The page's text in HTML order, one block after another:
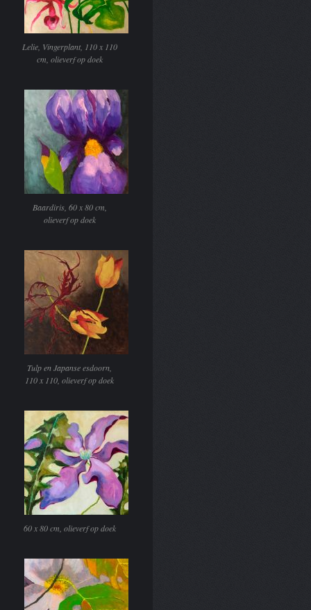
Lelie, Vingerplant, 110 x 110
cm, olieverf op doek
Baardiris, 60 x 80 cm,
olieverf op doek
Tulp en Japanse esdoorn,
110 x 110, olieverf op doek
60 x 80 cm, olieverf op doek